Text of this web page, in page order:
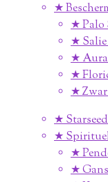
★
★ Palo
★ Salie
★ Aura
★
★
★
★
★
★